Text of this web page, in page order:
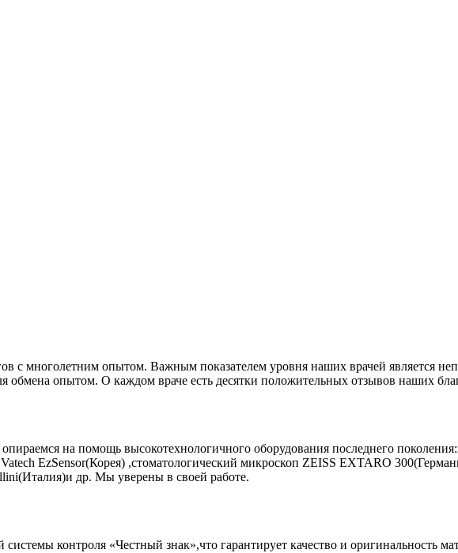
с многолетним опытом. Важным показателем уровня наших врачей является
обмена опытом. О каждом враче есть десятки положительных отзывов наших
на помощь высокотехнологичного оборудования последнего
EzSensor(Корея) ,стоматологический микроскоп ZEISS EXTARO
др. Мы уверены в своей работе.
контроля «Честный знак»,что гарантирует качество и оригинальность